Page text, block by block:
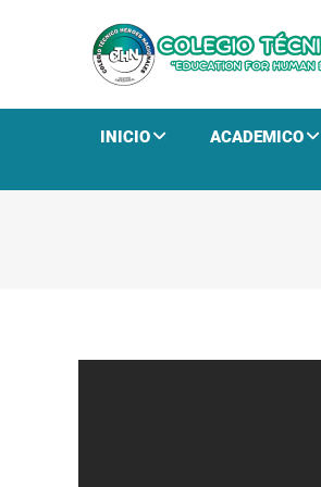
INICIO ACADEMICO